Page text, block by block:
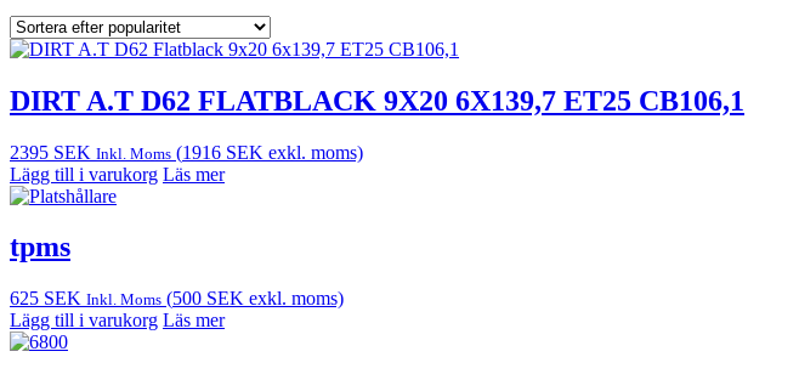
DIRT A.T D62 FLATBLACK 9X20 6X139,7 ET25 CB106,1
2395 SEK Inkl. Moms (1916 SEK exkl. moms)
Lägg till i varukorg Läs mer
tpms
625 SEK Inkl. Moms (500 SEK exkl. moms)
Lägg till i varukorg Läs mer